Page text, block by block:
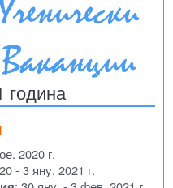
година
2020 г.
- 3 яну. 2021 г.